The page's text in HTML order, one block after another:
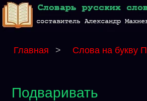
Главная > Слова на букву П
Подваривать